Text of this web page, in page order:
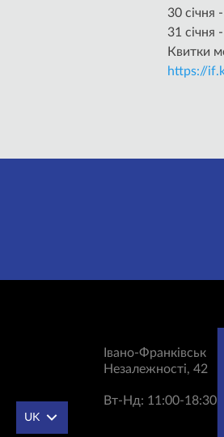
30 січня
31 січня
Квитки
https://
Івано-Франківськ
Незалежності, 42
Вт-Нд: 11:00-18:30
UK